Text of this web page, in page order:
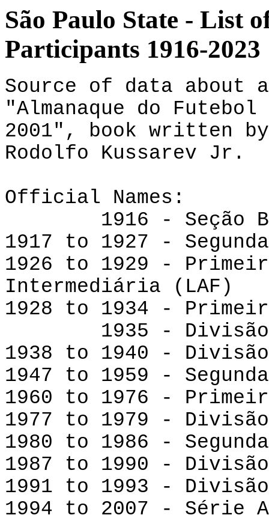
São Paulo State - List
Participants 1916-2023
Source of data about
"Almanaque do
2001", book written
Rodolfo Kussarev Jr.
Official Names:
1916 - Seção B
1917 to 1927 -
1926 to 1929 -
Intermediária (LAF)
1928 to 1934 -
1935 - Divisão
1938 to 1940 -
1947 to 1959 -
1960 to 1976 -
1977 to 1979 -
1980 to 1986 -
1987 to 1990 -
1991 to 1993 -
1994 to 2007 - Série